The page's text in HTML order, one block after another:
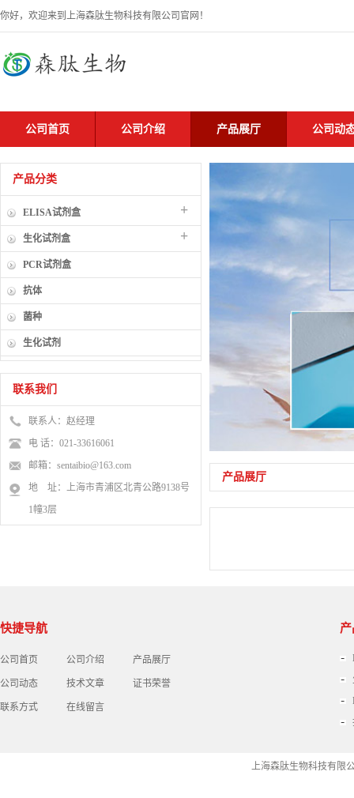
你好，欢迎来到上海森肽生物科技有限公司官网！
公司首页 公司介绍 产品展厅 公司动
产品分类
ELISA试剂盒 +
生化试剂盒 +
PCR试剂盒
抗体
菌种
生化试剂
联系我们
联系人：赵经理
电 话：021-33616061
邮箱：sentaibio@163.com
地 址：上海市青浦区北青公路9138号
1幢3层
产品展厅
快捷导航
公司首页 公司介绍 产品展厅
公司动态 技术文章 证书荣誉
联系方式 在线留言
上海森肽生物科技有限